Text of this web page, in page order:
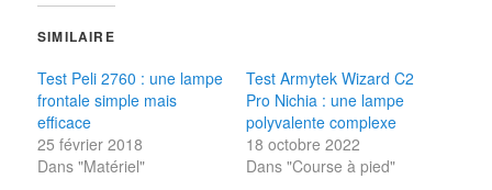
SIMILAIRE
Test Peli 2760 : une lampe
frontale simple mais
efficace
25 février 2018
Dans "Matériel"
Test Armytek Wizard C2
Pro Nichia : une lampe
polyvalente complexe
18 octobre 2022
Dans "Course à pied"